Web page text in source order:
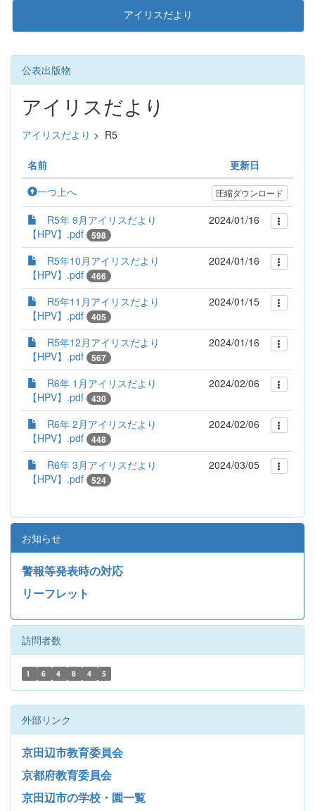
アイリスだより
公表出版物
アイリスだより
アイリスだより > R5
名前
更新日
一つ上へ
圧縮ダウンロード
R5年 9月アイリスだより
【HPV】.pdf
598
2024/01/16
R5年10月アイリスだより
【HPV】.pdf
466
2024/01/16
R5年11月アイリスだより
【HPV】.pdf
405
2024/01/15
R5年12月アイリスだより
【HPV】.pdf
567
2024/01/16
R6年 1月アイリスだより
【HPV】.pdf
430
2024/02/06
R6年 2月アイリスだより
【HPV】.pdf
448
2024/02/06
R6年 3月アイリスだより
【HPV】.pdf
524
2024/03/05
お知らせ
警報等発表時の対応
リーフレット
訪問者数
1 6 4 8 4 5
外部リンク
京田辺市教育委員会
京都府教育委員会
京田辺市の学校・園一覧